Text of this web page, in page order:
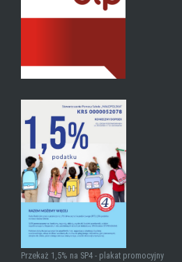
Przekaż 1,5% na SP4 - plakat promocyjny